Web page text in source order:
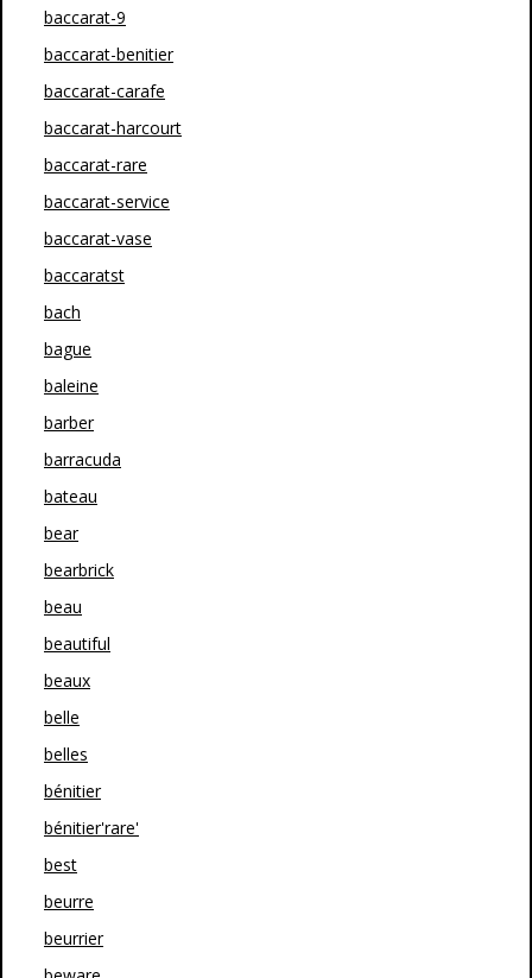
baccarat-9
baccarat-benitier
baccarat-carafe
baccarat-harcourt
baccarat-rare
baccarat-service
baccarat-vase
baccaratst
bach
bague
baleine
barber
barracuda
bateau
bear
bearbrick
beau
beautiful
beaux
belle
belles
bénitier
bénitier'rare'
best
beurre
beurrier